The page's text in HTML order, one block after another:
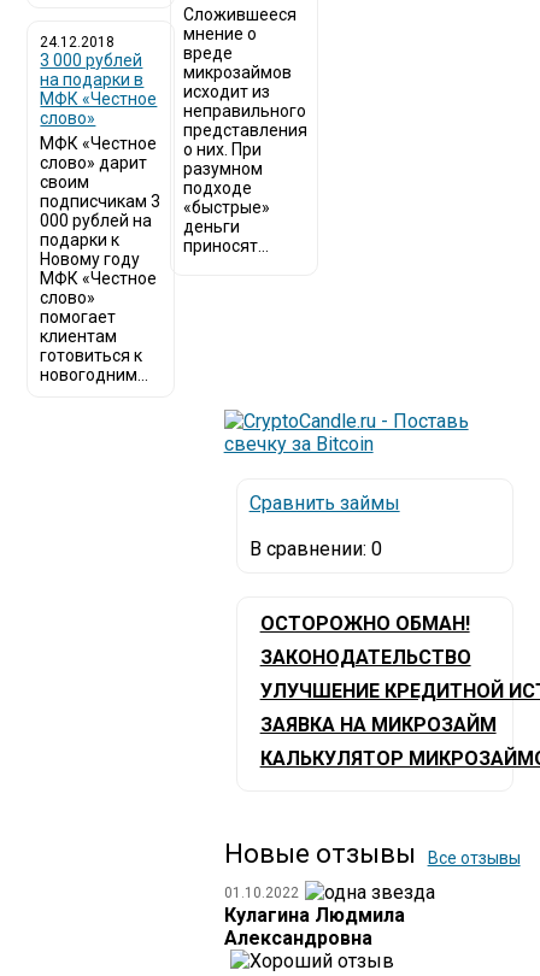
24.12.2018
3 000 рублей
на подарки в
МФК «Честное
слово»
МФК «Честное
слово» дарит
своим
подписчикам 3
000 рублей на
подарки к
Новому году
МФК «Честное
слово»
помогает
клиентам
готовиться к
новогодним...
Сложившееся
мнение о
вреде
микрозаймов
исходит из
неправильного
представления
о них. При
разумном
подходе
«быстрые»
деньги
приносят...
Сравнить займы
В сравнении: 0
ОСТОРОЖНО ОБМАН!
ЗАКОНОДАТЕЛЬСТВО
УЛУЧШЕНИЕ КРЕДИТНОЙ
ЗАЯВКА НА МИКРОЗАЙМ
КАЛЬКУЛЯТОР
Новые отзывы Все отзывы
01.10.2022
Кулагина Людмила
Александровна